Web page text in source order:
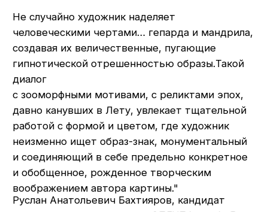
Приморского края.
1978 – 1983 гг. учился в Детской
Художественной школе г. Уссурийск.
1983 – 1987 гг. учился в Владивостокском
Художественном училище, отделение
(рук. Клянин Н.М.).
1987 – 1989 гг. служба в СА.
1990 – 1996 гг. учился в Дальневосточном
государственном институте искусств
на отделении живописи (рук. Жоголев Н.П.).
1996 – 2002 гг. Художник-бутафор
Академического театра им. М. Горького
г. Владивосток.
2002 – 2004 гг. Дизайнер Агентства
визуальных коммуникаций «Апельсин» г.
Владивосток.
2004 – 2005 гг. Художник по текстурам